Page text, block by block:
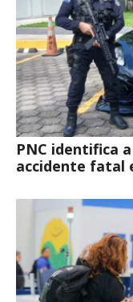
PNC identifica
accidente fatal